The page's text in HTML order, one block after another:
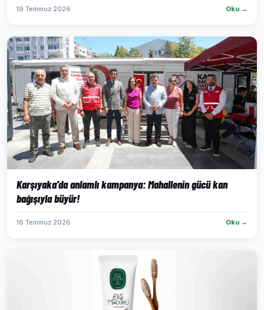
19 Temmuz 2026 Oku →
Karşıyaka’da anlamlı kampanya: Mahallenin gücü kan
bağışıyla büyür!
16 Temmuz 2026 Oku →